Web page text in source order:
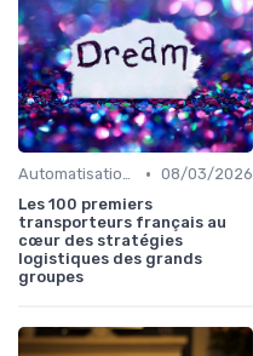
Automatisation processus • 08/03/2026
Les 100 premiers
transporteurs français au
cœur des stratégies
logistiques des grands
groupes